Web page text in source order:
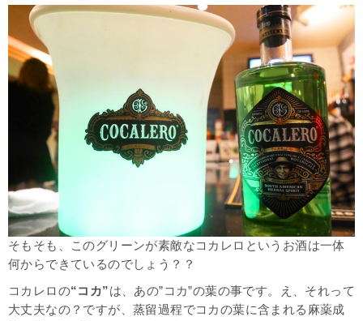
そもそも、このグリーンが素敵なコカレロというお酒は一体
何からできているのでしょう？？
コカレロの“コカ”は、あの”コカ”の葉の事です。え、それって
大丈夫なの？ですが、蒸留過程でコカの葉に含まれる麻薬成